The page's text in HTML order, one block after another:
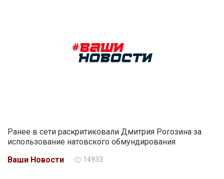
Ранее в сети раскритиковали Дмитрия Рогозина за
использование натовского обмундирования
Ваши Новости
14933